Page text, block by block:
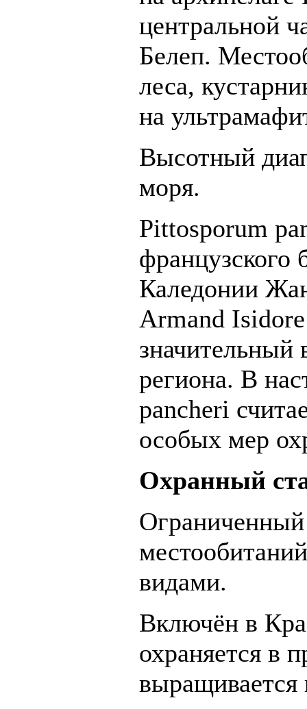
центральной
Белеп.
леса,
на
Высотный
моря.
Pittosporum
французского
Каледонии
Armand
значительный
региона. В
pancheri
особых мер
Охранный
видами.
Включён в
охраняется в
выращивается